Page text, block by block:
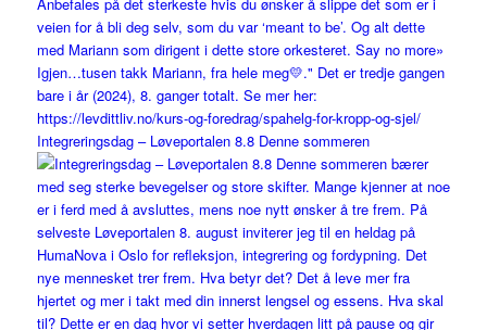
Integreringsdag – Løveportalen 8.8 Denne sommeren